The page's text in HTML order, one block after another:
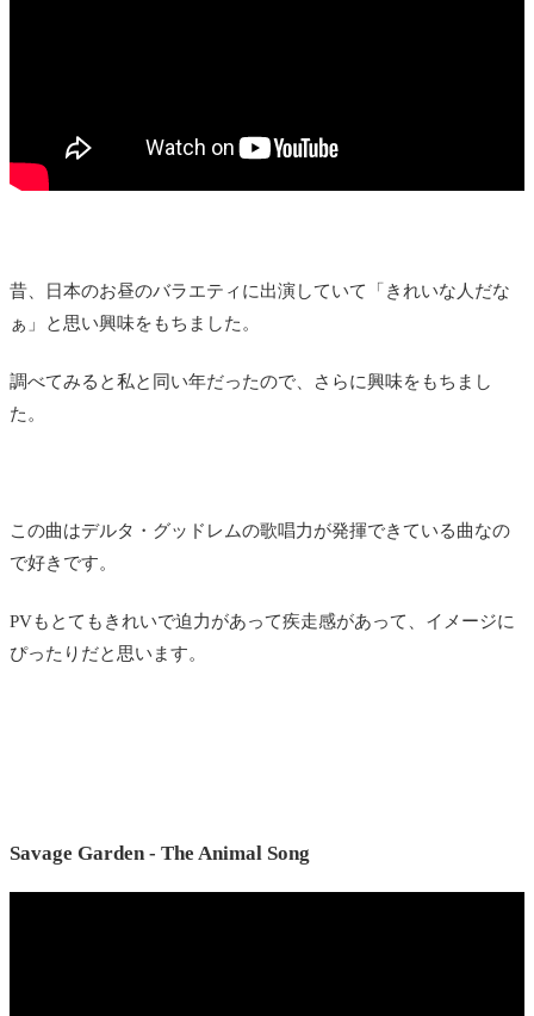
昔、日本のお昼のバラエティに出演していて「きれいな人だな
ぁ」と思い興味をもちました。
調べてみると私と同い年だったので、さらに興味をもちまし
た。
この曲はデルタ・グッドレムの歌唱力が発揮できている曲なの
で好きです。
PVもとてもきれいで迫力があって疾走感があって、イメージに
ぴったりだと思います。
Savage Garden - The Animal Song